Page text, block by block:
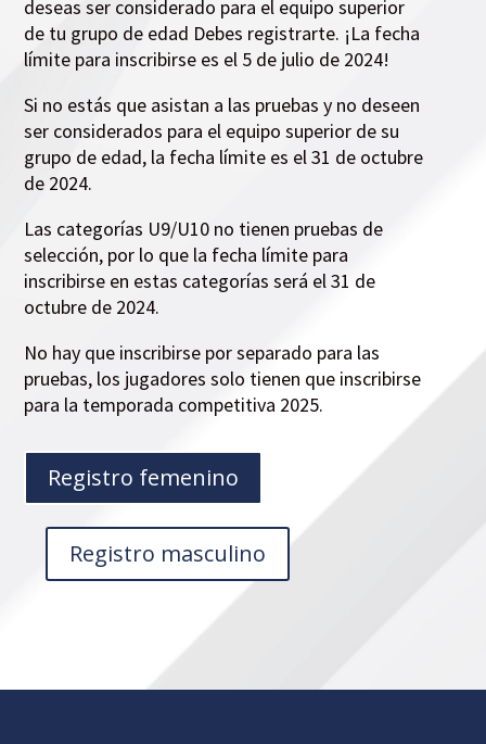
deseas ser considerado para el equipo superior
de tu grupo de edad Debes registrarte. ¡La fecha
límite para inscribirse es el 5 de julio de 2024!
Si no estás que asistan a las pruebas y no deseen
ser considerados para el equipo superior de su
grupo de edad, la fecha límite es el 31 de octubre
de 2024.
Las categorías U9/U10 no tienen pruebas de
selección, por lo que la fecha límite para
inscribirse en estas categorías será el 31 de
octubre de 2024.
No hay que inscribirse por separado para las
pruebas, los jugadores solo tienen que inscribirse
para la temporada competitiva 2025.
Registro femenino
Registro masculino